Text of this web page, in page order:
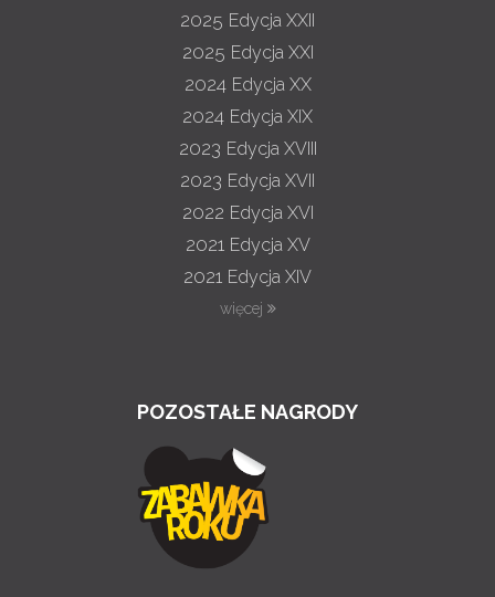
2025 Edycja XXII
2025 Edycja XXI
2024 Edycja XX
2024 Edycja XIX
2023 Edycja XVIII
2023 Edycja XVII
2022 Edycja XVI
2021 Edycja XV
2021 Edycja XIV
więcej
POZOSTAŁE NAGRODY